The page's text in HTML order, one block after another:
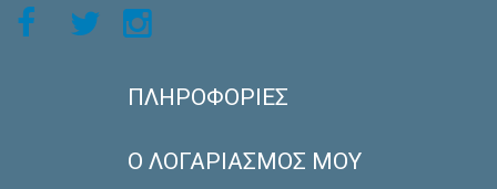
ΠΛΗΡΟΦΟΡΊΕΣ
Ο ΛΟΓΑΡΙΑΣΜΌΣ ΜΟΥ